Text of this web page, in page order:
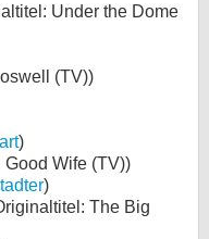
Under the Dome
(TV))
)
Wife (TV))
)
The Big